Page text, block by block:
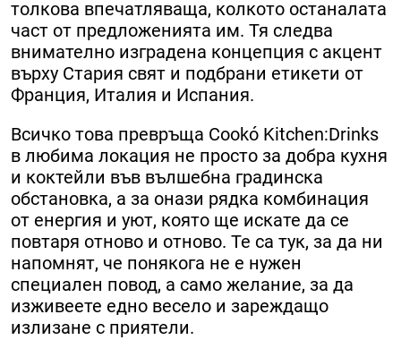
толкова впечатляваща, колкото останалата
част от предложенията им. Тя следва
внимателно изградена концепция с акцент
върху Стария свят и подбрани етикети от
Франция, Италия и Испания.
Всичко това превръща Cookó Kitchen:Drinks
в любима локация не просто за добра кухня
и коктейли във вълшебна градинска
обстановка, а за онази рядка комбинация
от енергия и уют, която ще искате да се
повтаря отново и отново. Те са тук, за да ни
напомнят, че понякога не е нужен
специален повод, а само желание, за да
изживеете едно весело и зареждащо
излизане с приятели.